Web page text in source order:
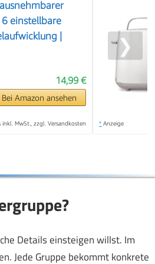
einstellbare
|
14,99 €
Bei Amazon ansehen
inkl. MwSt., zzgl. Versandkosten * Anzeige
❯
Details einsteigen willst. Im
Jede Gruppe bekommt konkrete